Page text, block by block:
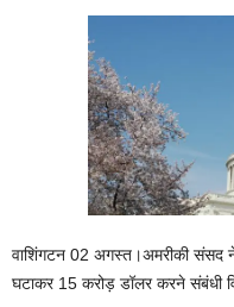
वाशिंगटन 02 अगस्त।अमरीकी संसद ने
घटाकर 15 करोड़ डॉलर करने संबंधी